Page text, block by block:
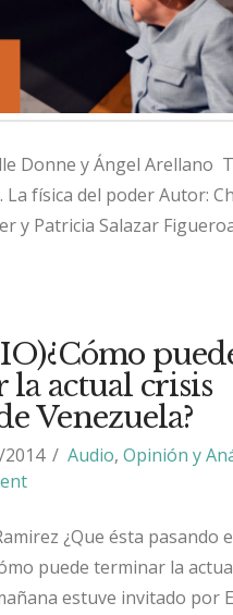
Donne y Ángel Arellano
La física del poder Autor:
y Patricia Salazar
la actual crisis
Venezuela?
Audio, Opinión y
¿Que ésta pasando
puede terminar la
estuve invitado por